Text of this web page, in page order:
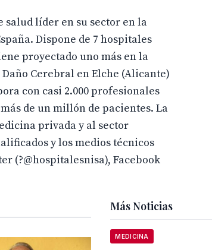
salud líder en su sector en la
Dispone de 7 hospitales
proyectado uno más en la
Cerebral en Elche (Alicante)
con casi 2.000 profesionales
de un millón de pacientes. La
privada y al sector
y los medios técnicos
(?@hospitalesnisa), Facebook
Más Noticias
MEDICINA